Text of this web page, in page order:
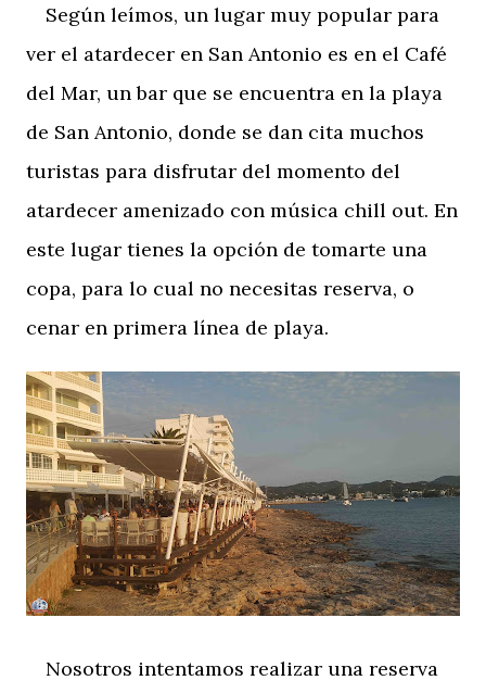
Según leímos, un lugar muy popular para
ver el atardecer en San Antonio es en el Café
del Mar, un bar que se encuentra en la playa
de San Antonio, donde se dan cita muchos
turistas para disfrutar del momento del
atardecer amenizado con música chill out. En
este lugar tienes la opción de tomarte una
copa, para lo cual no necesitas reserva, o
cenar en primera línea de playa.
Nosotros intentamos realizar una reserva